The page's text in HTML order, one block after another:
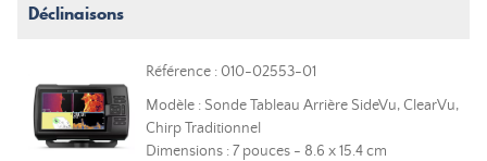
Déclinaisons
Référence : 010-02553-01
Modèle : Sonde Tableau Arrière SideVu, ClearVu,
Chirp Traditionnel
Dimensions : 7 pouces - 8.6 x 15.4 cm